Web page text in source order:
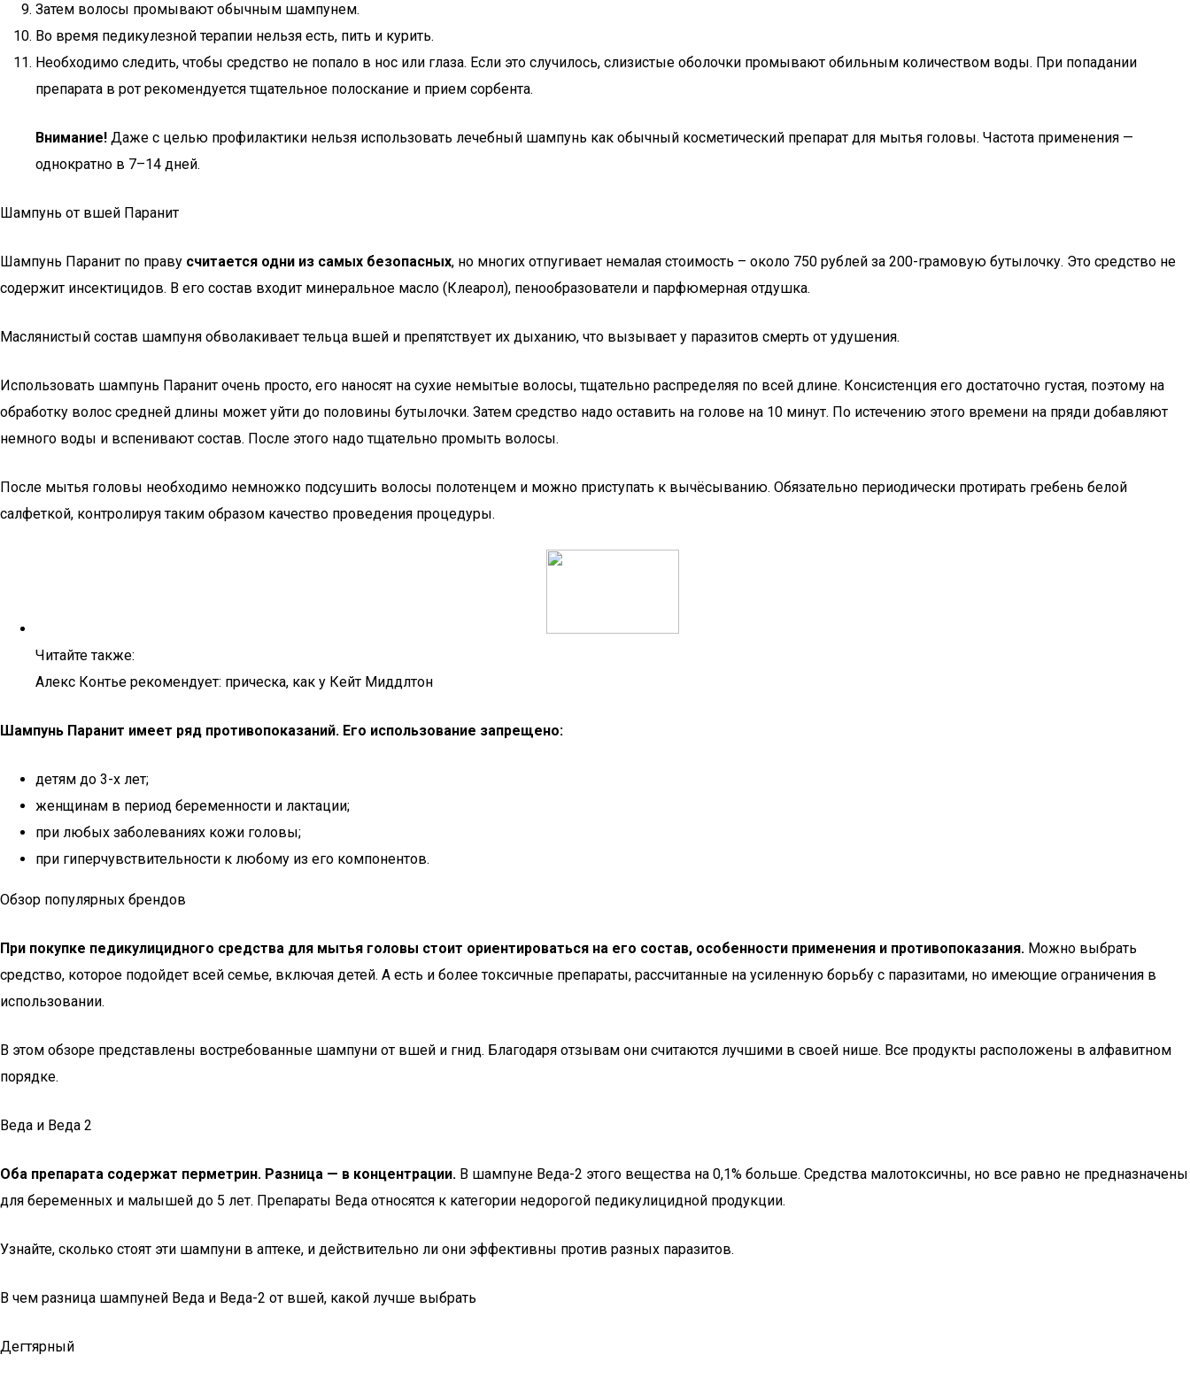
Затем волосы промывают обычным шампунем.
Во время педикулезной терапии нельзя есть, пить и курить.
Необходимо следить, чтобы средство не попало в нос или глаза. Если это случилось, слизистые оболочки промывают обильным количеством воды. При попадании
препарата в рот рекомендуется тщательное полоскание и прием сорбента.
Внимание! Даже с целью профилактики нельзя использовать лечебный шампунь как обычный косметический препарат для мытья головы. Частота применения —
однократно в 7–14 дней.
Шампунь от вшей Паранит
Шампунь Паранит по праву считается одни из самых безопасных, но многих отпугивает немалая стоимость – около 750 рублей за 200-грамовую бутылочку. Это средство не
содержит инсектицидов. В его состав входит минеральное масло (Клеарол), пенообразователи и парфюмерная отдушка.
Маслянистый состав шампуня обволакивает тельца вшей и препятствует их дыханию, что вызывает у паразитов смерть от удушения.
Использовать шампунь Паранит очень просто, его наносят на сухие немытые волосы, тщательно распределяя по всей длине. Консистенция его достаточно густая, поэтому на
обработку волос средней длины может уйти до половины бутылочки. Затем средство надо оставить на голове на 10 минут. По истечению этого времени на пряди добавляют
немного воды и вспенивают состав. После этого надо тщательно промыть волосы.
После мытья головы необходимо немножко подсушить волосы полотенцем и можно приступать к вычёсыванию. Обязательно периодически протирать гребень белой
салфеткой, контролируя таким образом качество проведения процедуры.
Читайте также:
Алекс Контье рекомендует: прическа, как у Кейт Миддлтон
Шампунь Паранит имеет ряд противопоказаний. Его использование запрещено:
детям до 3-х лет;
женщинам в период беременности и лактации;
при любых заболеваниях кожи головы;
при гиперчувствительности к любому из его компонентов.
Обзор популярных брендов
При покупке педикулицидного средства для мытья головы стоит ориентироваться на его состав, особенности применения и противопоказания. Можно выбрать
средство, которое подойдет всей семье, включая детей. А есть и более токсичные препараты, рассчитанные на усиленную борьбу с паразитами, но имеющие ограничения в
использовании.
В этом обзоре представлены востребованные шампуни от вшей и гнид. Благодаря отзывам они считаются лучшими в своей нише. Все продукты расположены в алфавитном
порядке.
Веда и Веда 2
Оба препарата содержат перметрин. Разница — в концентрации. В шампуне Веда-2 этого вещества на 0,1% больше. Средства малотоксичны, но все равно не предназначены
для беременных и малышей до 5 лет. Препараты Веда относятся к категории недорогой педикулицидной продукции.
Узнайте, сколько стоят эти шампуни в аптеке, и действительно ли они эффективны против разных паразитов.
В чем разница шампуней Веда и Веда-2 от вшей, какой лучше выбрать
Дегтярный